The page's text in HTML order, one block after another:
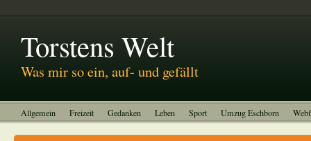
Torstens Welt
Was mir so ein, auf- und gefällt
Allgemein Freizeit Gedanken Leben Sport Umzug Eschborn